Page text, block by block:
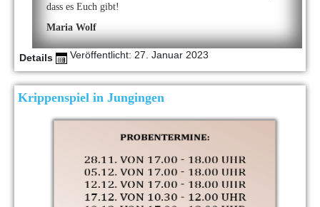
dass es Euch gibt!
Maria Wolf
Details Veröffentlicht: 27. Januar 2023
Krippenspiel in Jungingen